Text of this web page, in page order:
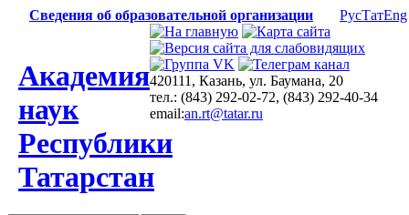
Сведения об образовательной организации РусТатEng
Академия
наук
Республики
Татарстан
420111, Казань, ул. Баумана, 20
тел.: (843) 292-02-72, (843) 292-40-34
email:an.rt@tatar.ru